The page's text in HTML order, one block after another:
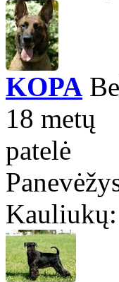
KOPA
18 metų
patelė